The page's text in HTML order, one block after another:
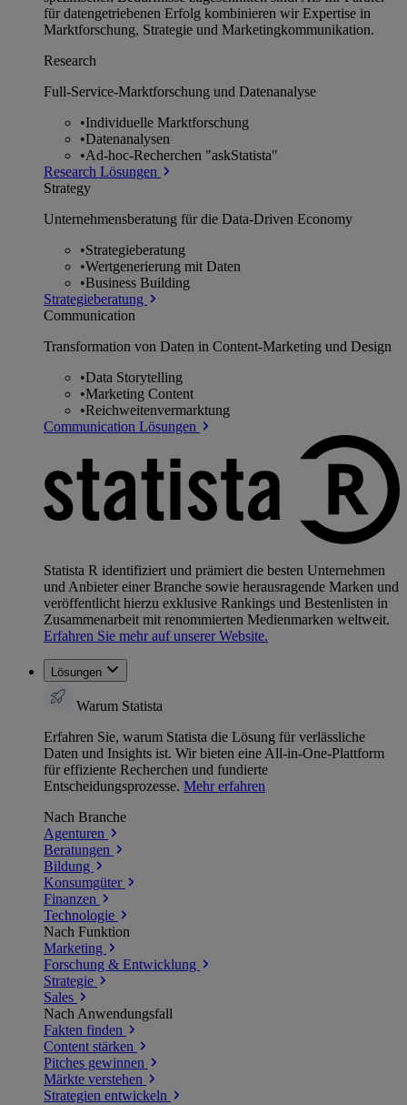
für datengetriebenen Erfolg kombinieren wir Expertise in
Marktforschung, Strategie und Marketingkommunikation.
Research
Full-Service-Marktforschung und Datenanalyse
•Individuelle Marktforschung
•Datenanalysen
•Ad-hoc-Recherchen "askStatista"
Research Lösungen
Strategy
Unternehmens­beratung für die Data-Driven Economy
•Strategieberatung
•Wertgenerierung mit Daten
•Business Building
Strategieberatung
Communication
Transformation von Daten in Content-Marketing und Design
•Data Storytelling
•Marketing Content
•Reichweitenvermarktung
Communication Lösungen
Statista R identifiziert und prämiert die besten Unternehmen
und Anbieter einer Branche sowie herausragende Marken und
veröffentlicht hierzu exklusive Rankings und Bestenlisten in
Zusammenarbeit mit renommierten Medienmarken weltweit.
Erfahren Sie mehr auf unserer Website.
Lösungen
Warum Statista
Erfahren Sie, warum Statista die Lösung für verlässliche
Daten und Insights ist. Wir bieten eine All-in-One-Plattform
für effiziente Recherchen und fundierte
Entscheidungsprozesse. Mehr erfahren
Nach Branche
Agenturen
Beratungen
Bildung
Konsumgüter
Finanzen
Technologie
Nach Funktion
Marketing
Forschung & Entwicklung
Strategie
Sales
Nach Anwendungsfall
Fakten finden
Content stärken
Pitches gewinnen
Märkte verstehen
Strategien entwickeln